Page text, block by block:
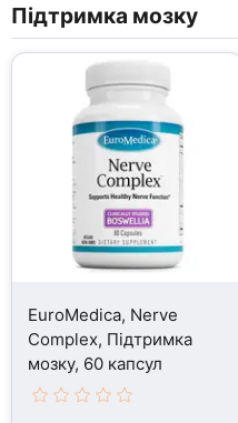
Підтримка мозку
EuroMedica, Nerve
Complex, Підтримка
мозку, 60 капсул